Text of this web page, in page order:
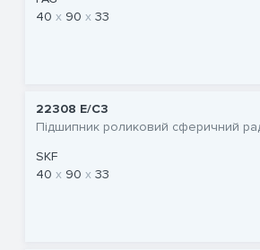
40
90 33
22308 E/C3
Підшипник роликовий сферичний
SKF
40
90 33